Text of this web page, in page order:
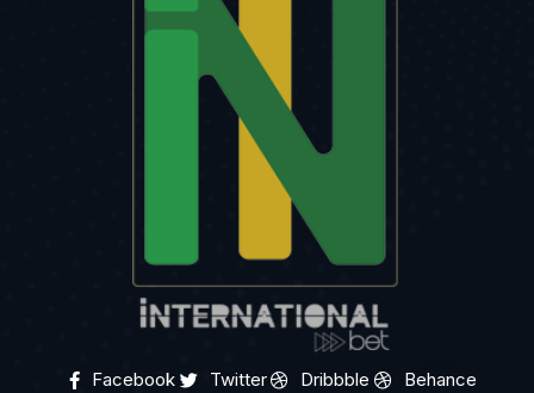
Facebook Twitter Dribbble Behance